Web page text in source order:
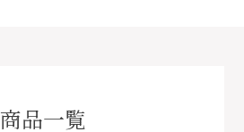
商品一覧